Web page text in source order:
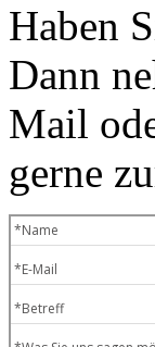
Haben
Dann
Mail
gerne